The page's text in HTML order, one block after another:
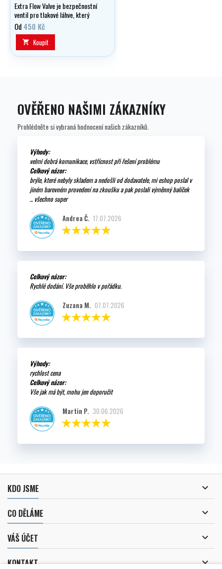
Extra Flow Valve je bezpečnostní
ventil pro tlakové láhve, který
chrání při jejich poškození nebo
pádu. V případě ulomení ventilu
automaticky omezí průtok plynu
a zabrání vzniku nebezpečného
reakčního tahu.
Od 450 Kč
 Koupit
OVĚŘENO NAŠIMI ZÁKAZNÍKY
Prohlédněte si vybraná hodnocení našich zákazníků.
Výhody:
velmi dobrá komunikace, vstřícnost při řešení problému
Celkový názor:
brýle, které nebyly skladem a nedošli od dodavatele, mi eshop poslal v
jiném barevném provedení na zkoušku a pak poslali výměnný balíček
... všechno super
Andrea Č. 17.07.2026
Celkový názor:
Rychlé dodání. Vše proběhlo v pořádku.
Zuzana M. 07.07.2026
Výhody:
rychlost cena
Celkový názor:
Vše jak má být, mohu jen doporučit
Martin P. 30.06.2026
KDO JSME 
CO DĚLÁME 
VÁŠ ÚČET 
KONTAKT 